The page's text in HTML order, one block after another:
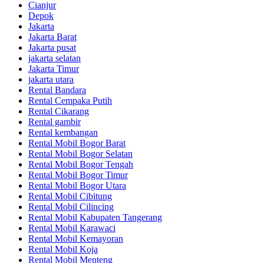
Cianjur
Depok
Jakarta
Jakarta Barat
Jakarta pusat
jakarta selatan
Jakarta Timur
jakarta utara
Rental Bandara
Rental Cempaka Putih
Rental Cikarang
Rental gambir
Rental kembangan
Rental Mobil Bogor Barat
Rental Mobil Bogor Selatan
Rental Mobil Bogor Tengah
Rental Mobil Bogor Timur
Rental Mobil Bogor Utara
Rental Mobil Cibitung
Rental Mobil Cilincing
Rental Mobil Kabupaten Tangerang
Rental Mobil Karawaci
Rental Mobil Kemayoran
Rental Mobil Koja
Rental Mobil Menteng